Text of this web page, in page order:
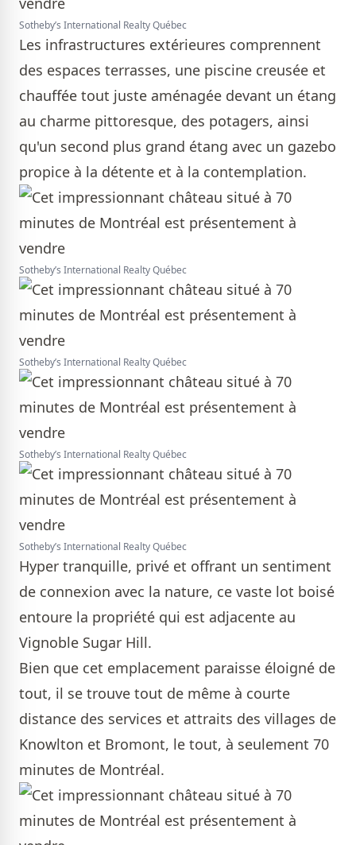
Sotheby’s International Realty Québec
Les infrastructures extérieures comprennent
des espaces terrasses, une piscine creusée et
chauffée tout juste aménagée devant un étang
au charme pittoresque, des potagers, ainsi
qu'un second plus grand étang avec un gazebo
propice à la détente et à la contemplation.
Sotheby’s International Realty Québec
Sotheby’s International Realty Québec
Sotheby’s International Realty Québec
Sotheby’s International Realty Québec
Hyper tranquille, privé et offrant un sentiment
de connexion avec la nature, ce vaste lot boisé
entoure la propriété qui est adjacente au
Vignoble Sugar Hill.
Bien que cet emplacement paraisse éloigné de
tout, il se trouve tout de même à courte
distance des services et attraits des villages de
Knowlton et Bromont, le tout, à seulement 70
minutes de Montréal.